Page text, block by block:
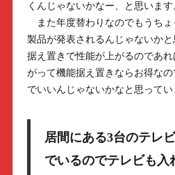
くんじゃないかなー、と思います
また年度替わりなのでもうちょ
製品が発表されるんじゃないか
据え置きで性能が上がるのであ
がって機能据え置きならお得な
でいいんじゃないかなと思ってい
居間にある3台のテレ
でいるのでテレビも入